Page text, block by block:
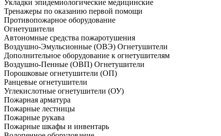
Укладки эпидемиологические медицинские
Тренажеры по оказанию первой помощи
Противопожарное оборудование
Огнетушители
Автономные средства пожаротушения
Воздушно-Эмульсионные (ОВЭ) Огнетушители
Дополнительное оборудование к огнетушителям
Воздушно-Пенные (ОВП) Огнетушители
Порошковые огнетушители (ОП)
Ранцевые огнетушители
Углекислотные огнетушители (ОУ)
Пожарная арматура
Пожарные лестницы
Пожарные рукава
Пожарные шкафы и инвентарь